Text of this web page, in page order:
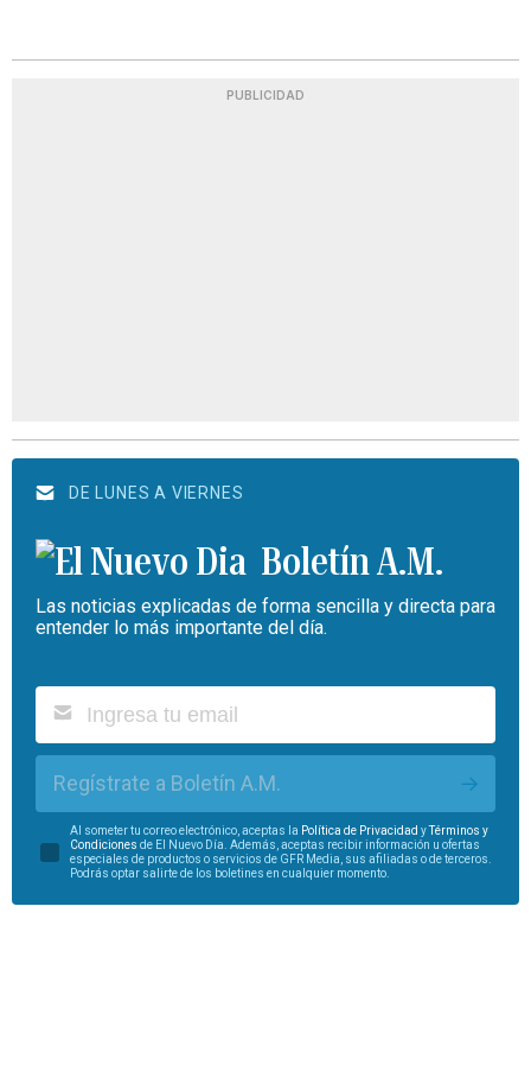
PUBLICIDAD
DE LUNES A VIERNES
Boletín A.M.
Las noticias explicadas de forma sencilla y directa para
entender lo más importante del día.
Regístrate a Boletín A.M.
Al someter tu correo electrónico, aceptas la Política de Privacidad y
Términos y
Condiciones de El Nuevo Día. Además, aceptas recibir información u ofertas
especiales de productos o servicios de GFR Media, sus afiliadas o de terceros.
Podrás optar salirte de los boletines en cualquier momento.